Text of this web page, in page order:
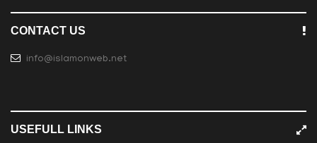
CONTACT US
info@islamonweb.net
USEFULL LINKS